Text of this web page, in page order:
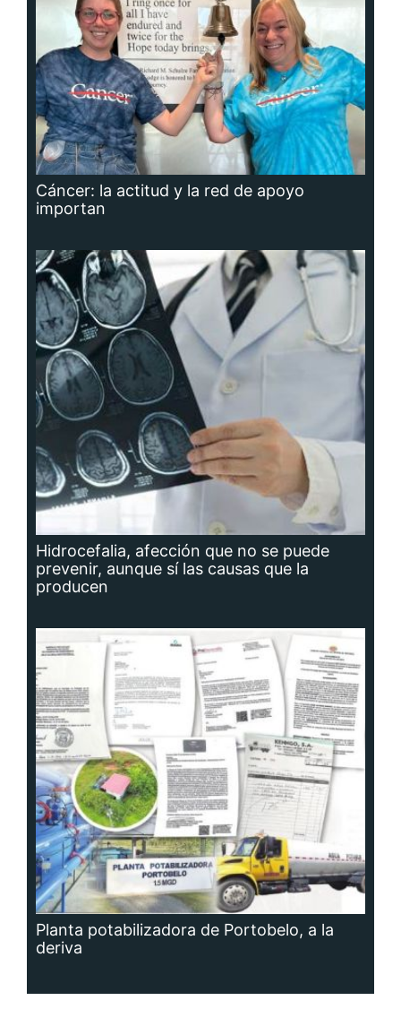
Cáncer: la actitud y la red de apoyo
importan
Hidrocefalia, afección que no se puede
prevenir, aunque sí las causas que la
producen
Planta potabilizadora de Portobelo, a la
deriva